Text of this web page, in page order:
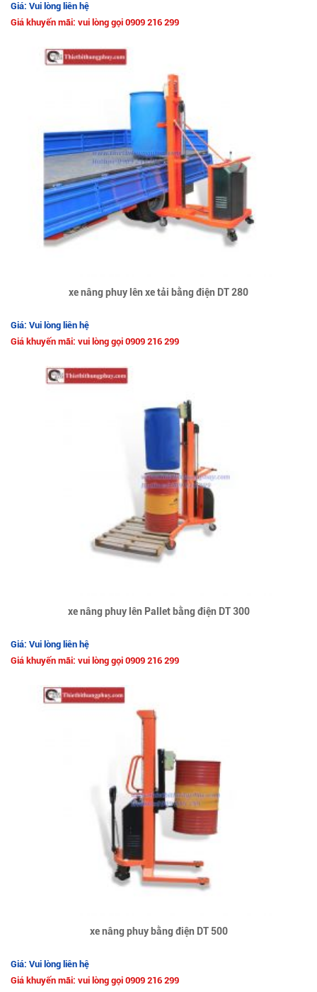
Giá: Vui lòng liên hệ
Giá khuyến mãi: vui lòng gọi 0909 216 299
xe nâng phuy lên xe tải bằng điện DT 280
Giá: Vui lòng liên hệ
Giá khuyến mãi: vui lòng gọi 0909 216 299
xe nâng phuy lên Pallet bằng điện DT 300
Giá: Vui lòng liên hệ
Giá khuyến mãi: vui lòng gọi 0909 216 299
xe nâng phuy bằng điện DT 500
Giá: Vui lòng liên hệ
Giá khuyến mãi: vui lòng gọi 0909 216 299